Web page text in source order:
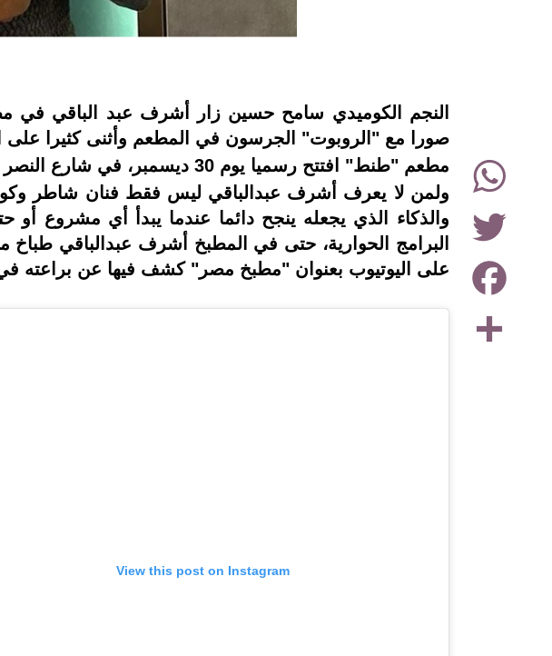
Share
Facebook
Twitter
WhatsApp
instagramالنجم الكوميدي سامح حسين زار أشرف عبد الباقي في
صورا مع "الروبوت" الجرسون في المطعم وأثنى كثيرا على
مطعم "طنط" افتتح رسميا يوم 30 ديسمبر، في شارع النصر بعد المنصة في مول
ولمن لا يعرف أشرف عبدالباقي ليس فقط فنان شاطر
والذكاء الذي يجعله ينجح دائما عندما يبدأ أي مشروع
البرامج الحوارية، حتى في المطبخ أشرف عبدالباقي
على اليوتيوب بعنوان "مطبخ مصر" كشف فيها عن براعته في
View this post on Instagram